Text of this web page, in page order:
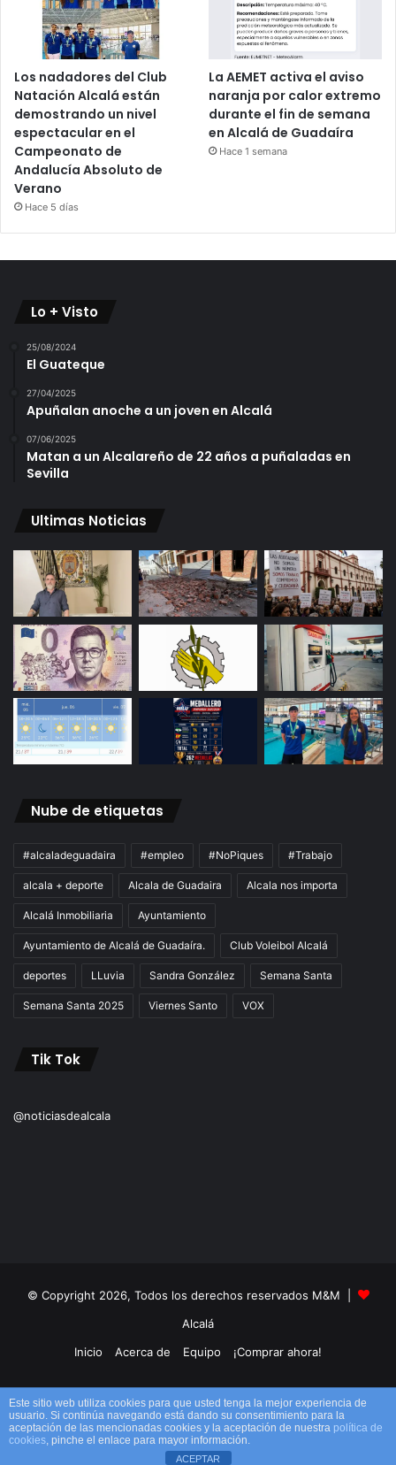
Los nadadores del Club
Natación Alcalá están
demostrando un nivel
espectacular en el
Campeonato de
Andalucía Absoluto de
Verano
Hace 5 días
La AEMET activa el aviso
naranja por calor extremo
durante el fin de semana
en Alcalá de Guadaíra
Hace 1 semana
Lo + Visto
25/08/2024
El Guateque
27/04/2025
Apuñalan anoche a un joven en Alcalá
07/06/2025
Matan a un Alcalareño de 22 años a puñaladas en
Sevilla
Ultimas Noticias
Nube de etiquetas
#alcaladeguadaira #empleo #NoPiques #Trabajo
alcala + deporte Alcala de Guadaira Alcala nos importa
Alcalá Inmobiliaria Ayuntamiento
Ayuntamiento de Alcalá de Guadaíra. Club Voleibol Alcalá
deportes LLuvia Sandra González Semana Santa
Semana Santa 2025 Viernes Santo VOX
Tik Tok
@noticiasdealcala
© Copyright 2026, Todos los derechos reservados M&M |
Alcalá
Inicio
Acerca de Equipo ¡Comprar ahora!
Facebook YouTubeInstagramTikTok RSS
Este sitio web utiliza cookies para que usted tenga la mejor experiencia de
usuario. Si continúa navegando está dando su consentimiento para la
aceptación de las mencionadas cookies y la aceptación de nuestra política de
cookies, pinche el enlace para mayor información.
ACEPTAR